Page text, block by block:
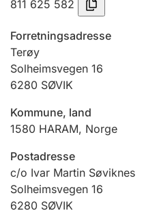
Tinglysing
Jeger
Betaling og
Ektepaktrettleiaren
Andre tema
811 625 582
Forretningsadresse
Terøy
Solheimsvegen 16
6280 SØVIK
Kommune, land
1580 HARAM, Norge
Postadresse
c/o Ivar Martin Søviknes
Solheimsvegen 16
6280 SØVIK